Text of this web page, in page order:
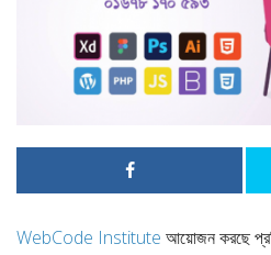
WebCode Institute আয়োজন করছে